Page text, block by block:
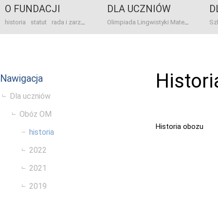
O FUNDACJI
historia statut rada i zarząd dane bankowo-adresowe kontakt
DLA UCZNIÓW
Olimpiada Lingwistyki Matematycznej
Nawigacja
Dla uczniów
Obóz OM
historia
2022
2021
2019
Historia obozu